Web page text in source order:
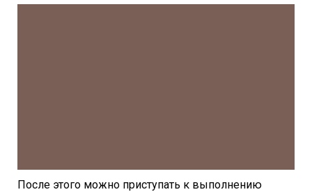
После этого можно приступать к выполнению